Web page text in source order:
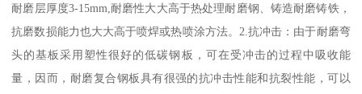
耐磨层厚度3-15mm,耐磨性大大高于热处理耐磨钢、铸造耐磨铸铁，
抗磨数损能力也大大高于喷焊或热喷涂方法。2.抗冲击：由于耐磨弯
头的基板采用塑性很好的低碳钢板，可在受冲击的过程中吸收能
量，因而，耐磨复合钢板具有很强的抗冲击性能和抗裂性能，可以